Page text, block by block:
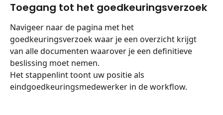
Toegang tot het goedkeuringsverzoek
Navigeer naar de pagina met het
goedkeuringsverzoek waar je een overzicht krijgt
van alle documenten waarover je een definitieve
beslissing moet nemen.
Het stappenlint toont uw positie als
eindgoedkeuringsmedewerker in de workflow.